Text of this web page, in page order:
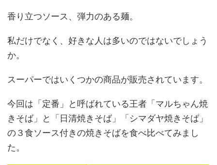
香り立つソース、弾力のある麺。
私だけでなく、好きな人は多いのではないでしょう
か。
スーパーではいくつかの商品が販売されています。
今回は「定番」と呼ばれている王者「マルちゃん焼
きそば」と「日清焼きそば」「シマダヤ焼きそば」
の３食ソース付きの焼きそばを食べ比べてみまし
た。